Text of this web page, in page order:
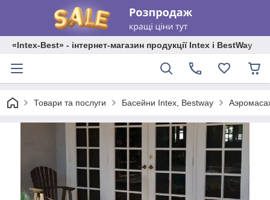
«Intex-Best» - інтернет-магазин продукції Intex і BestWay
Товари та послуги Басейни Intex, Bestway